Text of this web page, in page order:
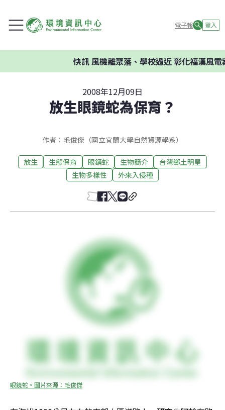
電子報 登入
快訊風機離聚落、學校過近 彰化福漢風電案
2008年12月09日
放生眼鏡蛇為保育？
作者：毛俊傑（國立宜蘭大學自然資源學系）
放生 生態保育 眼鏡蛇 生物簡介
台灣鄉土明星
生物多樣性
外來入侵種
眼鏡蛇。圖片來源：毛俊傑